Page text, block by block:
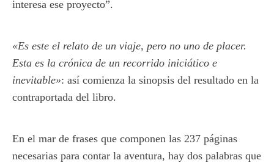
interesa ese proyecto”.
«Es este el relato de un viaje, pero no uno de placer.
Esta es la crónica de un recorrido iniciático e
inevitable»: así comienza la sinopsis del resultado en la
contraportada del libro.
En el mar de frases que componen las 237 páginas
necesarias para contar la aventura, hay dos palabras que